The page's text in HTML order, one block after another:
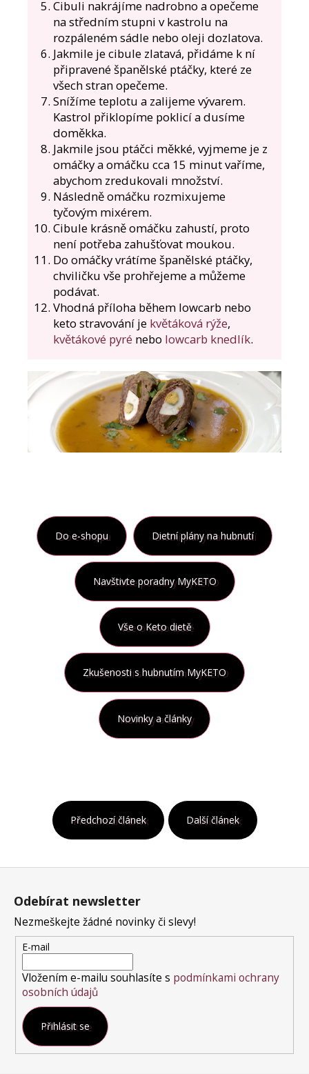
Cibuli nakrájíme nadrobno a opečeme
na středním stupni v kastrolu na
rozpáleném sádle nebo oleji dozlatova.
Jakmile je cibule zlatavá, přidáme k ní
připravené španělské ptáčky, které ze
všech stran opečeme.
Snížíme teplotu a zalijeme vývarem.
Kastrol přiklopíme poklicí a dusíme
doměkka.
Jakmile jsou ptáčci měkké, vyjmeme je z
omáčky a omáčku cca 15 minut vaříme,
abychom zredukovali množství.
Následně omáčku rozmixujeme
tyčovým mixérem.
Cibule krásně omáčku zahustí, proto
není potřeba zahušťovat moukou.
Do omáčky vrátíme španělské ptáčky,
chviličku vše prohřejeme a můžeme
podávat.
Vhodná příloha během lowcarb nebo
keto stravování je květáková rýže,
květákové pyré nebo lowcarb knedlík.
Do e-shopu Dietní plány na hubnutí
Navštivte poradny MyKETO
Vše o Keto dietě
Zkušenosti s hubnutím MyKETO
Novinky a články
Předchozí článek Další článek
Z
Odebírat newsletter
Nezmeškejte žádné novinky či slevy!
E-mail
Vložením e-mailu souhlasíte s podmínkami ochrany
osobních údajů
Přihlásit se